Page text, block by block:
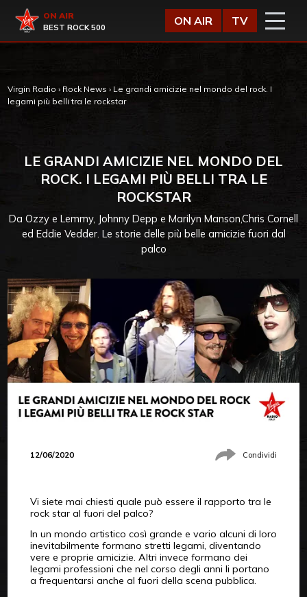
Virgin Radio
ON AIR
BEST ROCK 500
ON AIR TV
Virgin Radio › Rock News › Le grandi amicizie nel mondo del rock. I
legami più belli tra le rockstar
LE GRANDI AMICIZIE NEL MONDO DEL
ROCK. I LEGAMI PIÙ BELLI TRA LE
ROCKSTAR
Da Ozzy e Lemmy, Johnny Depp e Marilyn Manson,Chris Cornell
ed Eddie Vedder. Le storie delle più belle amicizie fuori dal
palco
12/06/2020 Condividi
Vi siete mai chiesti quale può essere il rapporto tra le
rock star al fuori del palco?
In un mondo artistico così grande e vario alcuni di loro
inevitabilmente formano stretti legami, diventando
vere e proprie amicizie. Altri invece formano dei
legami professioni che nel corso degli anni li portano
a frequentarsi anche al fuori della scena pubblica.